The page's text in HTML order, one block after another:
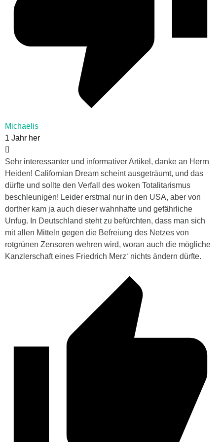
Michaelis
1 Jahr her
Sehr interessanter und informativer Artikel, danke an Herrn
Heiden! Californian Dream scheint ausgeträumt, und das
dürfte und sollte den Verfall des woken Totalitarismus
beschleunigen! Leider erstmal nur in den USA, aber von
dorther kam ja auch dieser wahnhafte und gefährliche
Unfug. In Deutschland steht zu befürchten, dass man sich
mit allen Mitteln gegen die Befreiung des Netzes von
rotgrünen Zensoren wehren wird, woran auch die mögliche
Kanzlerschaft eines Friedrich Merz‘ nichts ändern dürfte.